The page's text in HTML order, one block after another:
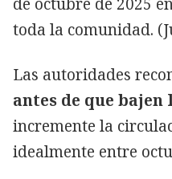
de octubre de 2025
toda la comunidad.
Las autoridades
antes de que
incremente la
idealmente entre